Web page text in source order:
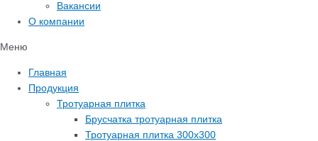
Вакансии
О компании
Меню
Главная
Продукция
Тротуарная плитка
Брусчатка тротуарная плитка
Тротуарная плитка 300х300